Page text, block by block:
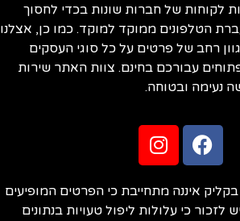
לקוחות של חברות שונות בכדי לחסוך
הטלפונים ממוקד למוקד. כמו כן, אצלנו
רחב של פרטים על כל סוגי העסקים
עבורכם בחינם. צוות האתר שירות
נעימה ובטוחה.
איננה מתחייבת כי הפרטים המופיעים
לזכור כי עלולות ליפול טעויות בנתונים